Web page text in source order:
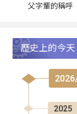
父字輩的稱呼
歷史上的今天
2025